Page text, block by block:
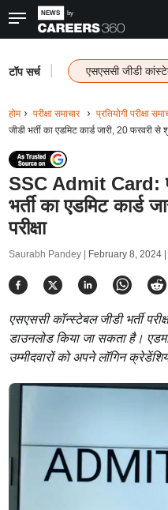
टॉप सर्च एसएससी जीडी
होम परीक्षा समाचार प्रतियोगी परीक्षा
जीडी भर्ती का एडमिट कार्ड जारी, 20 फरवरी से
SSC Admit Card:
भर्ती का एडमिट कार्ड
परीक्षा
Saurabh Pandey | February 8, 2024
एसएससी कॉन्स्टेबल जीडी भर्ती
डाउनलोड किया जा सकता है।
उम्मीदवारों को अपने लॉगिन